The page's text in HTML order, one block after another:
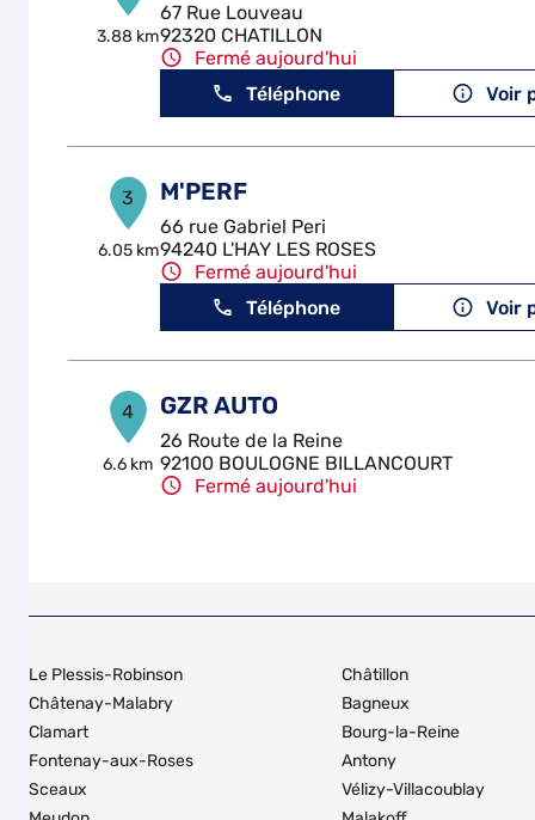
3.88 km
67 Rue Louveau
92320 CHATILLON
Fermé aujourd'hui
Téléphone
Voir
3
6.05 km
M'PERF
66 rue Gabriel Peri
94240 L'HAY LES ROSES
Fermé aujourd'hui
Téléphone
Voir
4
6.6 km
GZR AUTO
26 Route de la Reine
92100 BOULOGNE BILLANCOURT
Fermé aujourd'hui
12.71
km
GARAGE SAINT ELOI
94700 MAISONS ALFORT
Fermé aujourd'hui
Le Plessis-Robinson
Châtenay-Malabry
Clamart
Fontenay-aux-Roses
Sceaux
Châtillon
Bagneux
Bourg-la-Reine
Antony
Vélizy-Villacoublay